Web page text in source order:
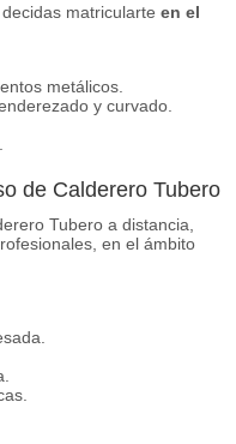
matricularte en el
metálicos.
y curvado.
de Calderero Tubero
Tubero a distancia,
en el ámbito